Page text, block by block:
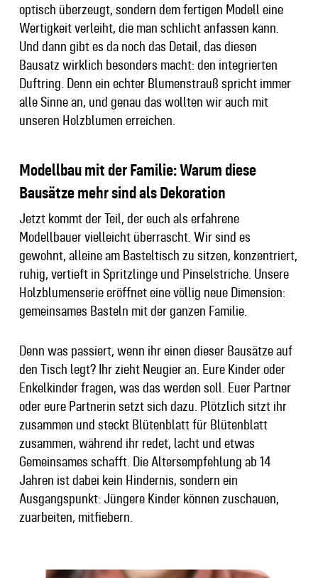
optisch überzeugt, sondern dem fertigen Modell eine
Wertigkeit verleiht, die man schlicht anfassen kann.
Und dann gibt es da noch das Detail, das diesen
Bausatz wirklich besonders macht: den integrierten
Duftring. Denn ein echter Blumenstrauß spricht immer
alle Sinne an, und genau das wollten wir auch mit
unseren Holzblumen erreichen.
Modellbau mit der Familie: Warum diese
Bausätze mehr sind als Dekoration
Jetzt kommt der Teil, der euch als erfahrene
Modellbauer vielleicht überrascht. Wir sind es
gewohnt, alleine am Basteltisch zu sitzen, konzentriert,
ruhig, vertieft in Spritzlinge und Pinselstriche. Unsere
Holzblumenserie eröffnet eine völlig neue Dimension:
gemeinsames Basteln mit der ganzen Familie.
Denn was passiert, wenn ihr einen dieser Bausätze auf
den Tisch legt? Ihr zieht Neugier an. Eure Kinder oder
Enkelkinder fragen, was das werden soll. Euer Partner
oder eure Partnerin setzt sich dazu. Plötzlich sitzt ihr
zusammen und steckt Blütenblatt für Blütenblatt
zusammen, während ihr redet, lacht und etwas
Gemeinsames schafft. Die Altersempfehlung ab 14
Jahren ist dabei kein Hindernis, sondern ein
Ausgangspunkt: Jüngere Kinder können zuschauen,
zuarbeiten, mitfiebern.